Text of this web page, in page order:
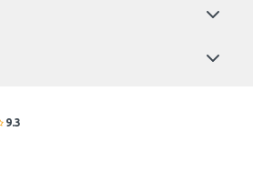
9.3